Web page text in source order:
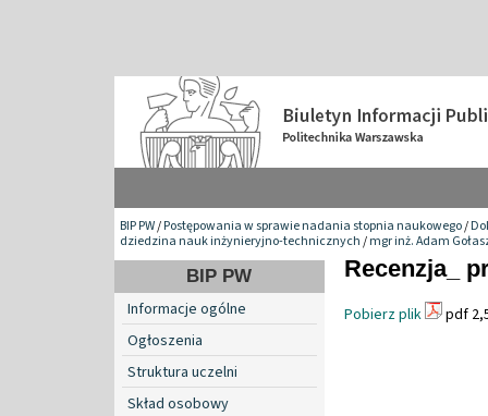
BIP PW/Postępowania w sprawie nadania stopnia naukowego/
dziedzina nauk inżynieryjno-technicznych/mgr inż. Adam
BIP PW
Informacje ogólne
Ogłoszenia
Struktura uczelni
Skład osobowy
Recenzja_
Pobierz plik pdf